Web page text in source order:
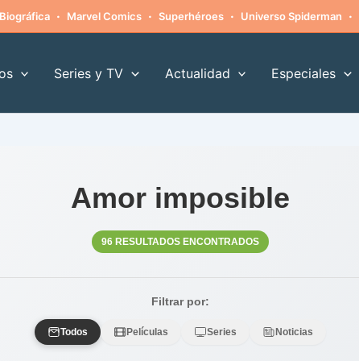
Biográfica · Marvel Comics · Superhéroes · Universo Spiderman ·
Series y TV Actualidad Especiales
Amor imposible
96 RESULTADOS ENCONTRADOS
Filtrar por:
Todos Películas Series Noticias